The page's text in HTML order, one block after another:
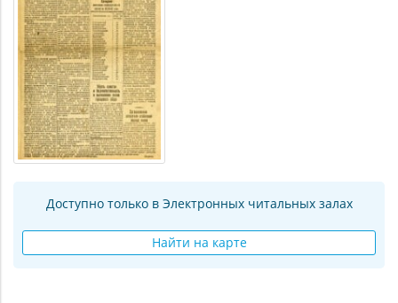
Доступно только в Электронных читальных залах
Найти на карте